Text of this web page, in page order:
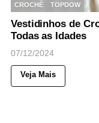
CROCHÊ
TOPDOW
Vestidinhos de
Todas as Idades
07/12/2024
Veja Mais